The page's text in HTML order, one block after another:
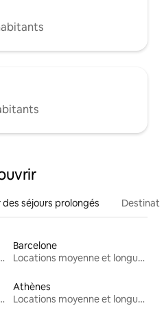
séjours prolongés
longue durée
Barcelone
Locations moyenne et longue durée
longue durée
Athènes
Locations moyenne et longue durée